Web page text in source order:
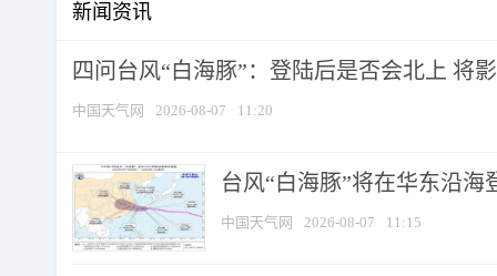
新闻资讯
四问台风“白海豚”：登陆后是否会北上 将
中国天气网 2026-08-07 11:20
台风“白海豚”将在华东沿
中国天气网 2026-08-07 11:15